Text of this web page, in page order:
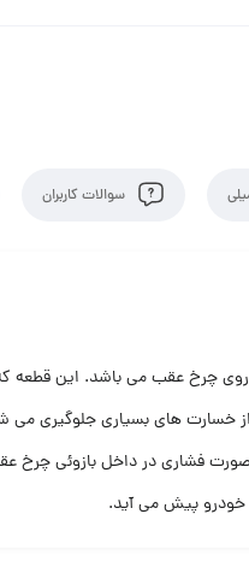
سوالات کاربران
چرخ عقب می باشد. این
های بسیاری جلوگیری می
فشاری در داخل بازوئی چرخ
خودرو پیش می آید.